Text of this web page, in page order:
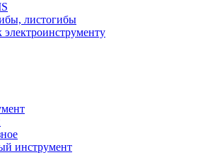
листогибы
инструмент